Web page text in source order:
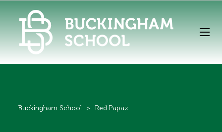
Buckingham School > Red Papaz